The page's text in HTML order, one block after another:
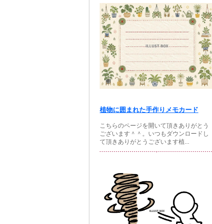
植物に囲まれた手作りメモカード
こちらのページを開いて頂きありがとう
ございます＾＾。いつもダウンロードし
て頂きありがとうございます植...